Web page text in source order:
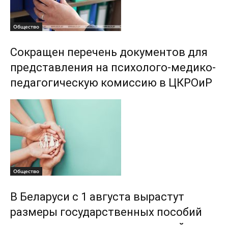
Общество
Сокращен перечень документов для
представления на психолого-медико-
педагогическую комиссию в ЦКРОиР
Общество
В Беларуси с 1 августа вырастут
размеры государственных пособий